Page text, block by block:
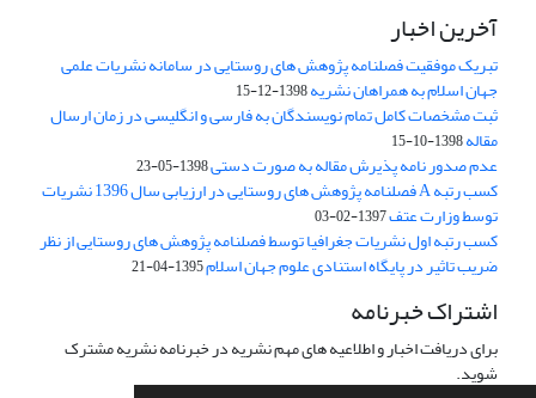
آخرین اخبار
تبریک موفقیت فصلنامه پژوهش های روستایی در سامانه نشریات علمی
جهان اسلام به همراهان نشریه1398-12-15
ثبت مشخصات کامل تمام نویسندگان به فارسی و انگلیسی در زمان ارسال
مقاله1398-10-15
عدم صدور نامه پذیرش مقاله به صورت دستی1398-05-23
کسب رتبه A فصلنامه پژوهش های روستایی در ارزیابی سال 1396 نشریات
توسط وزارت عتف1397-02-03
کسب رتبه اول نشریات جغرافیا توسط فصلنامه پژوهش های روستایی از نظر
ضریب تاثیر در پایگاه استنادی علوم جهان اسلام1395-04-21
اشتراک خبرنامه
برای دریافت اخبار و اطلاعیه های مهم نشریه در خبرنامه نشریه مشترک
شوید.